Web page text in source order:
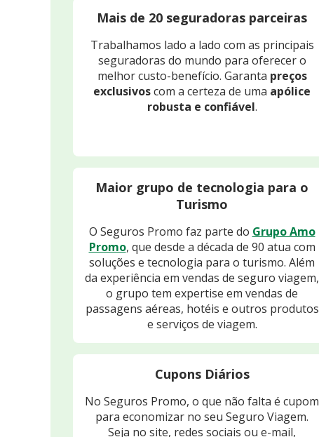
Mais de 20 seguradoras parceiras
Trabalhamos lado a lado com as principais
seguradoras do mundo para oferecer o
melhor custo-benefício. Garanta preços
exclusivoscom a certeza de uma apólice
robusta e confiável.
Maior grupo de tecnologia para o
Turismo
O Seguros Promo faz parte do Grupo Amo
Promo, que desde a década de 90 atua com
soluções e tecnologia para o turismo. Além
da experiência em vendas de seguro viagem,
o grupo tem expertise em vendas de
passagens aéreas, hotéis e outros produtos
e serviços de viagem.
Cupons Diários
No Seguros Promo, o que não falta é cupom
para economizar no seu Seguro Viagem.
Seja no site, redes sociais ou e-mail,